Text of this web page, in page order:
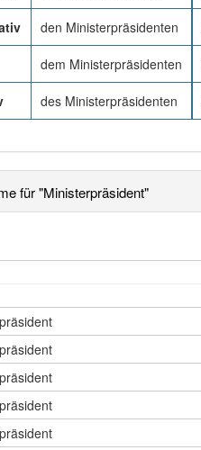
den Ministerpräsidenten
dem Ministerpräsidenten
des Ministerpräsidenten
für "Ministerpräsident"